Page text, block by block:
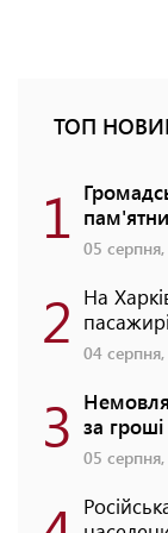
ТОП
1 05
2 На
04
3 за
05